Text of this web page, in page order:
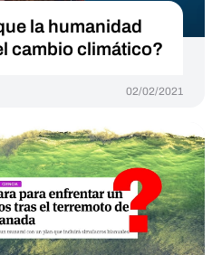
la humanidad
cambio climático?
02/02/2021